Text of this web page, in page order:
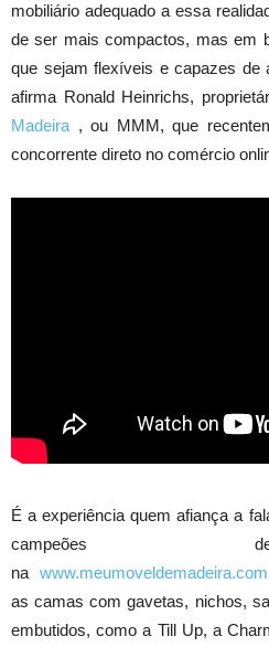
mobiliário adequado a essa
de ser mais compactos, mas em
que sejam flexíveis e capazes de
afirma Ronald Heinrichs,
Madeira , ou MMM, que
concorrente direto no comércio
É a experiência quem afiança a
campeões
na
as camas com gavetas, nichos,
embutidos, como a Till Up, a